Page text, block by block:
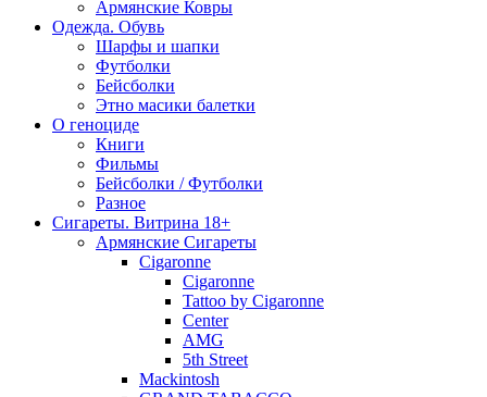
Армянские Ковры
Одежда. Обувь
Шарфы и шапки
Футболки
Бейсболки
Этно масики балетки
О геноциде
Книги
Фильмы
Бейсболки / Футболки
Разное
Сигареты. Витрина 18+
Армянские Сигареты
Cigaronne
Cigaronne
Tattoo by Cigaronne
Center
AMG
5th Street
Mackintosh